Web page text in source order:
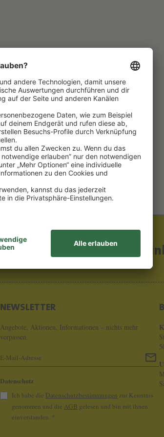
info@koelner-
NEWSLETTER
Angebote, Aktionen, Informationen – nichts mehr
verpassen.
Datenschutz
Ich habe die Datenschutzbestimmungen zur Kenntnis
genommen und die AGB gelesen und bin mit ihnen
einverstanden. *